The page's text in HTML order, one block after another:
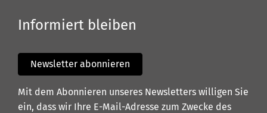
Informiert bleiben
Newsletter abonnieren
Mit dem Abonnieren unseres Newsletters willigen Sie
ein, dass wir Ihre E-Mail-Adresse zum Zwecke des